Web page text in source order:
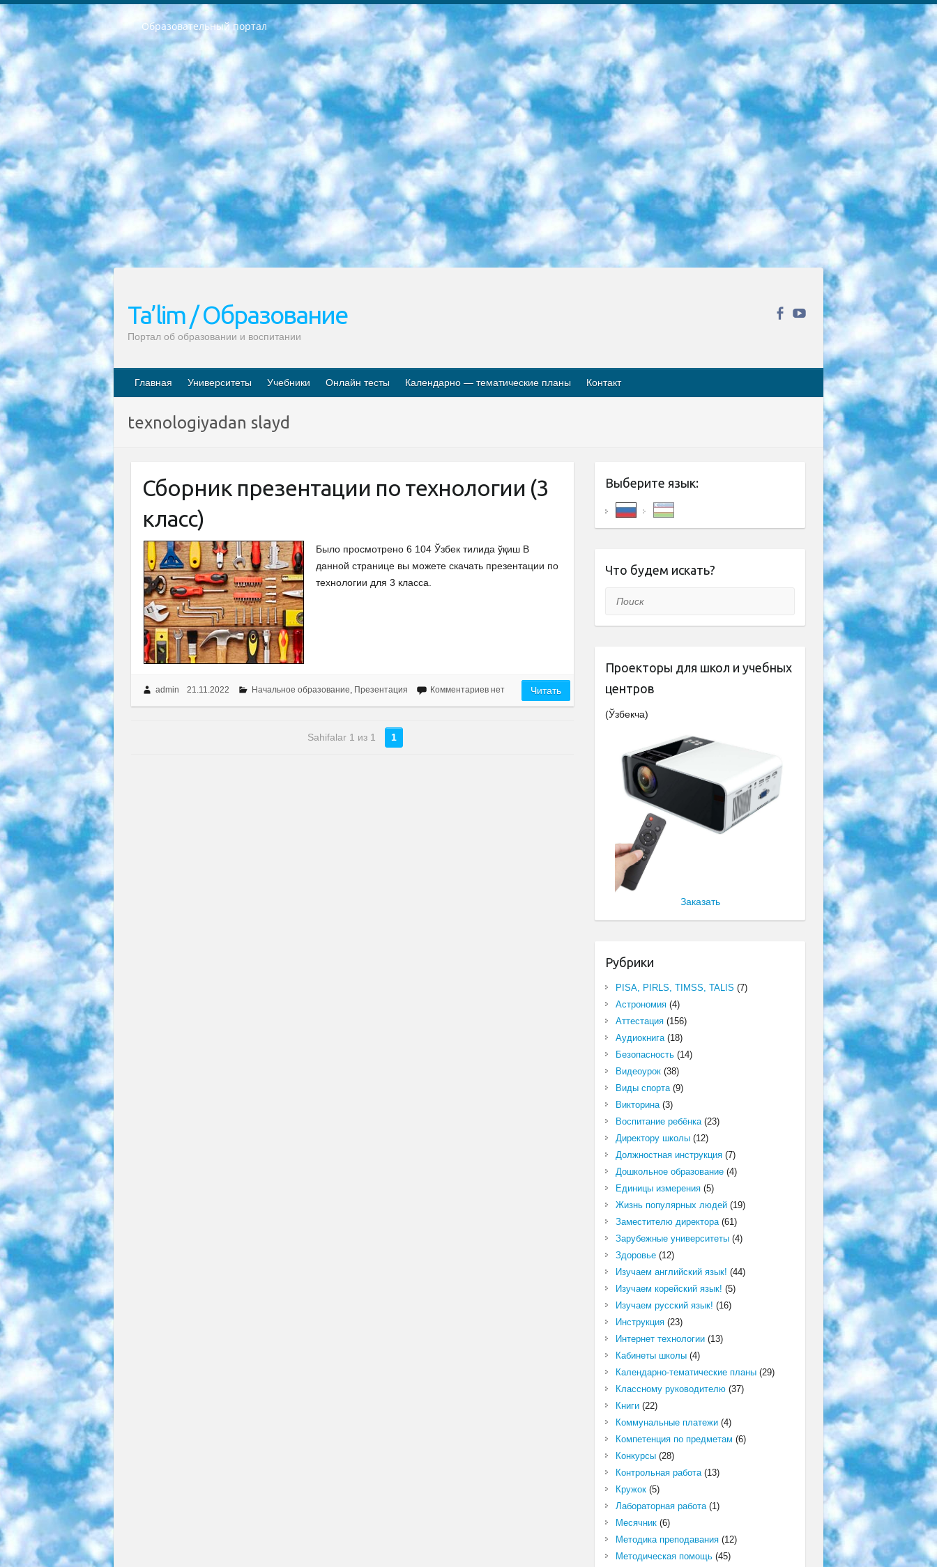
Образовательный портал
РЕСПУБЛИКА УЗБЕКИСТАН МИНИСТРЕРСТВО ДОШКОЛЬНОГО И ШКОЛЬНОГО ОБРАЗОВАНИЯ КОМАНДА в общеобразовательных учреждениях в 2023-2024 учебном году организация и проведение итоговой государственной аттестации обучающихся о Министра дошкольного и школьного образования Республики Узбекистан от 4 марта 2008 года (постановлением Минюста от 20 марта 2008 года № 1778 государственной регистрации) «Итоговое состояние учащихся общего среднего образования на основании положения об утверждении положения об аттестации общего среднего образования выпускной экзамен студентов в образовательных учреждениях в 2023-2024 учебном году В целях организации и прохождения аттестации приказываю: 1. Следующее: перечень предметов, по которым будет проводиться итоговая государственная аттестация и экзамен формы перевода согласно приложению 1; сертификаты международного образца, оценивающие уровень владения иностранными языками перечень согласно приложению 2; 2. Педагогический при специализированных образовательных учреждениях. научно-практический центр квалификации и международной оценки (Д.Давидова) 2024 г. До 25 марта: задания по предметам, по которым будет проводиться итоговая аттестация разработка и утверждение технических условий; итоговая аттестация на основании разработанного предметного задания разработка вопросов по предметам (устно и письменно), экзамен передача; общеобразовательные средние школы и специальные учебные заведения учащиеся выпускных классов школ и интернатов в агентской системе подготовка базы данных экзаменационных материалов и критериев оценки; перевод базы экзаменационных материалов на все языки обучения подать в Республиканский образовательный центр для изготовления; варианты экзаменов на основе разработанных контрольных материалов пусть будут поставлены задачи формирования. 3. Республиканский образовательный центр (Ш.Худайкулов) до 5 апреля 2024 года. до: база данных предоставленных экзаменационных материалов на все языки обучения перевод и экспертиза; для слепых, слабовидящих, глухих, слабослышащих и умственно отсталых детей учащиеся выпускных классов специализированных школ и школ-интернатов база данных экзаменационных материалов на всех преподаваемых языках подготовка критериев оценки; специализированные школы для умственно отсталых детей и технологии для учащихся выпускных классов школ-интернатов разработка соответствующих рекомендаций и критериев проведения ЕГЭ по естествознанию давать задания. 4. Педагогический при специализированных образовательных учреждениях. Научно-практический центр навыков и международной оценки (Д.Давидова), Республика образовательный центр (Худайкулов Ш.) итоговый государственный аттестационный экзамен ориентирован на творческое и логическое мышление при подготовке базы материалов учитывать введение заданий. 5. Следует отметить, что: сертификат государственного образца о знании общеобразовательного предмета и как минимум национальный уровень B1 по предметам на иностранных языках, указанным в Приложении 2. или международно признанный сертификат эквивалентного уровня студенты, изучающие определенный предмет, освобождаются от экзамена; по соответствующим предметам запланирована итоговая государственная аттестация за день до дня, путем жеребьевки Рабочей группой (в письменной форме по предметам, проводимым в форме) из числа сформированных вариантов выбрано 2 варианта; 2 выбранных варианта экзамена анонсированы на официальном сайте министерства и все выпускники по всей стране на основе этих вариантов проводит итоговую государственную аттестацию. 6. Государственное образование учащихся средних общеобразовательных учреждений. знания в соответствии с квалификационными требованиями, которые необходимо приобрести на основании стандартов итоговый (выпускной) контроль для 9 и 11 классов в целях тестирования Экзамены (далее – экзамены) состоят из предметов, перечисленных в приложении 1. будет сделано. 7. Экзамены пройдут с 26 мая по 15 июня 2024 г. (кроме науки физического воспитания). 8. Физическая для учащихся 9 классов общесредних образовательных учреждений. Экзамены по предмету «Образование, квалификация медицина» 1-6 мая 2024 года. сотрудники перевести под присмотр (с отклонениями в физическом или умственном развитии) специализированная школа для детей, школы-интернаты и со сколиозом школы-интернаты санаторного типа для больных детей исключены). 9. Он был слепым, слабовидящим и имел нарушения опорно-двигательного аппарата. экзамены в специализированных школах и интернатах для детей должны проводиться исходя из требований, предъявляемых к общеобразовательным учреждениям (физкультура кроме науки). 10. Специализированная школа для глухих и слабослышащих детей. и экзамены в интернатах и быть реализован в виде письменного теста по математике. 11. Специальность для умственно отсталых детей. Для 9 класса Родной язык и литературное письмо Государственный язык (язык обучения – узбекский). для неклассов) написано Математическое письмо Письменная/устная история Узбекистана Физическое воспитание практично Итоговый контроль Для 11 класса Написание родного языка и литературы (эссе) Математическое письмо Узбекский язык (обучение на узбекском языке) не посещающее общее среднее образование для учреждений)/Образовательное учреждение выбор письменный и устный Иностранный язык письменный/устный Письменная/устная история Узбекистана *По выбору студента:  Химия  Физика  Основы государственного права  География 10 бесплатных образовательных ресурсов - Мы составили подборку онлайн-проектов с интерактивными упражнениями, видеолекциями и статьями. Они помогут вам обрести новые и освежить старые знания бесплатно. 1. «ИНТУИТ» Старейшая образовательная площадка Рунета. Здесь вы найдёте сотни текстовых и видеокурсов на десятки различных тем — от программирования до психологии. Многие курсы подготовлены российскими университетами и крупными международными компаниями вроде Intel и Microsoft. Самостоятельное обучение бесплатное, но желающие могут оплатить услуги персональных наставников. 2. «Смартия» знакомит с актуальными профессиями и подсказывает, как им обучаться. Выбрав заинтересовавшую вас специальность — SMM-специалист, фотограф, веб-дизайнер или другую, — увидите список необходимых для неё умений. Чтобы вы могли освоить их самостоятельно, для каждого умения площадка отображает подборку ссылок на учебные материалы. Хотя «Смартия» ориентируется на русскоязычную аудиторию, часть контента всё же доступна только на английском. 3. «Лекторий Физтеха» Проект Московского физико-технического института (Физтеха). С его помощью вы можете смотреть онлайн серии лекций, записанные на видео в этом вузе. В числе доступных предметов — физика, биология, химия, информационные технологии и другие. К некоторым лекциям администрация ресурса прилагает готовые конспекты, которые можно скачивать в PDF-формате. 4. ITMOcourses Онлайн-площадка Санкт-Петербургского национального исследовательского университета информационных технологий, механики и оптики (ИТМО). Ресурс предоставляет свободный доступ к курсам, разработанным в этом вузе. Каталог материалов разбит на четыре категории: «Оптические системы и технологии», «Приборостроение и робототехника», «Информационные технологии» и «Биотехнологии». Курсы состоят из видеолекций, интерактивных демонстраций и заданий. 5. «КиберЛенинка» Электронная научная библиотека открытого доступа. Каталог площадки регулярно обрастает текстами статей из различных научных изданий. Сгруппированные по журналам и рубрикам публикации можно читать онлайн или скачивать целиком в PDF-формате. Проект нацелен на популяризацию науки за счёт открытого доступа к качественной информации. 6. «ПостНаука» На этом ресурсе публикуют подборки видеолекций, составленные экспертами из разных отраслей и объединённые общими темами. Среди них, к примеру, есть серии «Биоинформатика и геномика», «Культура средневековой Скандинавии» и Cinema Studies о теории кино. Каждая подборка лекций — логически связанная история, рассказанная экспертом от первого лица. Кроме того, на сайте появляются научно-образовательные статьи и тесты на разные темы. 7. «Newочём» Команда проекта «Newочём» отбирает самые интересные тексты из англоязычных СМИ и переводит те из них, за которые голосуют участники сообщества «ВКонтакте». По большей части это научно-популярные статьи. Редакторы придумывают лишь заголовки, в остальном содержание переводов соответствует оригиналам. Полные тексты можно читать прямо в социальной сети. 8. InternetUrok Онлайн-база материалов по основным дисциплинам школьной программы. Информация на сайте структурирована по классам, предметам и темам (урокам). Каждый урок состоит из видеолекций и конспектов. Есть также интерактивные тренажёры и тесты для закрепления пройденного материала. Даже если вы давно окончили школу, возможность повторить программу старших классов всегда может пригодиться. 9. Edutainme Ещё один ресурс об образовании. В отличие от Newtonew, как мне кажется, Edutainme больше ориентируется на представителей индустрии: педагогов, предпринимателей, разработчиков образовательных проектов. Но и любой, кто просто стремится к саморазвитию, найдёт на сайте много полезного и интересного для себя. Например, информацию о новых курсах и образовательных сервисах. 10. Newtonew Онлайн-медиа об образовании и обучении в широком смысле. Авторы Newtonew пишут об инструментах, заведениях, тактиках и стратегиях, которые помогают учить других и получать новые знания самостоятельно. На этой площадке вы найдёте новости, обзоры, аналитические мат
Ta’lim / Образование
Портал об образовании и воспитании
Главная Университеты Учебники Онлайн тесты Календарно — тематические планы Контакт
texnologiyadan slayd
Сборник презентации по технологии (3
класс)
Было просмотрено 6 104 Ўзбек тилида ўқиш В
данной странице вы можете скачать презентации по
технологии для 3 класса.
admin 21.11.2022 Начальное образование, Презентация Комментариев нет Читать
Sahifalar 1 из 1 1
Выберите язык:
Что будем искать?
Поиск
Проекторы для школ и учебных
центров
(Ўзбекча)
Заказать
Рубрики
PISA, PIRLS, TIMSS, TALIS (7)
Астрономия(4)
Аттестация(156)
Аудиокнига(18)
Безопасность(14)
Видеоурок(38)
Виды спорта(9)
Викторина(3)
Воспитание ребёнка(23)
Директору школы(12)
Должностная инструкция(7)
Дошкольное образование(4)
Единицы измерения(5)
Жизнь популярных людей(19)
Заместителю директора(61)
Зарубежные университеты(4)
Здоровье(12)
Изучаем английский язык! (44)
Изучаем корейский язык! (5)
Изучаем русский язык! (16)
Инструкция(23)
Интернет технологии(13)
Кабинеты школы(4)
Календарно-тематические планы(29)
Классному руководителю(37)
Книги(22)
Коммунальные платежи(4)
Компетенция по предметам (6)
Конкурсы(28)
Контрольная работа(13)
Кружок(5)
Лабораторная работа(1)
Месячник(6)
Методика преподавания(12)
Методическая помощь(45)